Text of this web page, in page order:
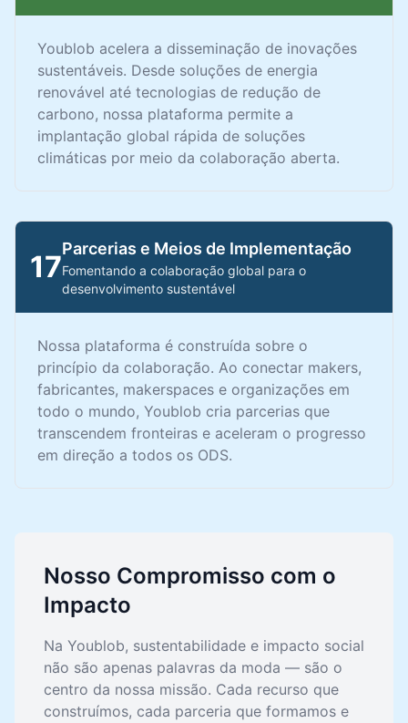
Youblob acelera a disseminação de inovações
sustentáveis. Desde soluções de energia
renovável até tecnologias de redução de
carbono, nossa plataforma permite a
implantação global rápida de soluções
climáticas por meio da colaboração aberta.
17
Parcerias e Meios de Implementação
Fomentando a colaboração global para o
desenvolvimento sustentável
Nossa plataforma é construída sobre o
princípio da colaboração. Ao conectar makers,
fabricantes, makerspaces e organizações em
todo o mundo, Youblob cria parcerias que
transcendem fronteiras e aceleram o progresso
em direção a todos os ODS.
Nosso Compromisso com o
Impacto
Na Youblob, sustentabilidade e impacto social
não são apenas palavras da moda — são o
centro da nossa missão. Cada recurso que
construímos, cada parceria que formamos e